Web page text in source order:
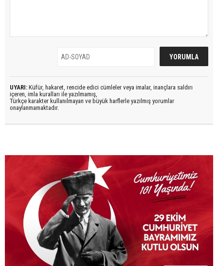
UYARI: Küfür, hakaret, rencide edici cümleler veya imalar, inançlara saldırı
içeren, imla kuralları ile yazılmamış,
Türkçe karakter kullanılmayan ve büyük harflerle yazılmış yorumlar
onaylanmamaktadır.